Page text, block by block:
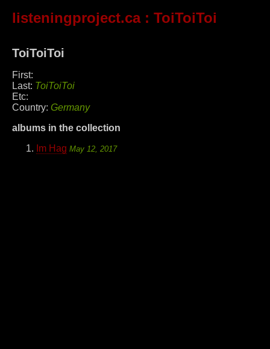
listeningproject.ca: ToiToiToi
ToiToiToi
First:
Last: ToiToiToi
Etc:
Country: Germany
albums in the collection
Im Hag May 12, 2017